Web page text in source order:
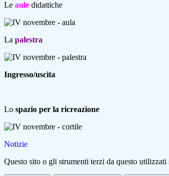
Le aule didattiche
La palestra
Ingresso/uscita
Lo spazio per la ricreazione
Notizie
Questo sito o gli strumenti terzi da questo